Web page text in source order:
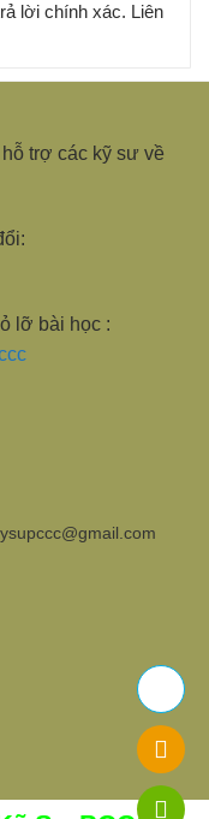
lời chính xác. Liên
trợ các kỹ sư về
lỡ bài học :